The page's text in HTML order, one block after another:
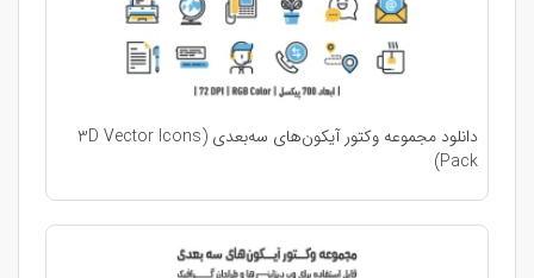
دانلود مجموعه وکتور آیکون‌های سه‌بعدی (3D Vector Icons
Pack)